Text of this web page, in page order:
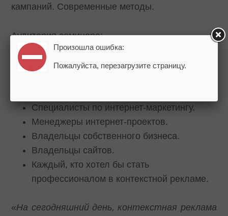
кампаний. Современные методы.
Аудитория семинара:
Специалисты по рекламе.
Специалисты по интернет-маркетингу.
Менеджеры интернет-проектов.
Владельцы собственного бизнеса.
Владельцы сайтов.
Каждый, кто хотел бы стать
профессионалом в контекстной рекламе.
«На сегодняшний день, контекстная реклама
Произошла ошибка:
Пожалуйста, перезагрузите страницу.